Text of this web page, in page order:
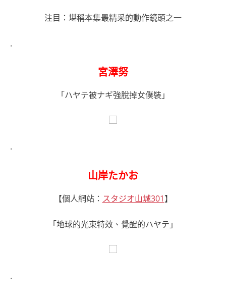
注目：堪稱本集最精采的動作鏡頭之一
.
宮澤努
「ハヤテ被ナギ強脫掉女僕裝」
.
山岸たかお
【個人網站： スタジオ山城301】
「地球的光束特效、覺醒的ハヤテ」
.